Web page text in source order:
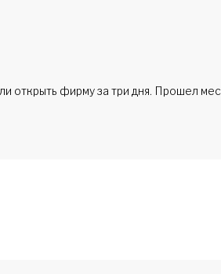
фирму за три дня. Прошел